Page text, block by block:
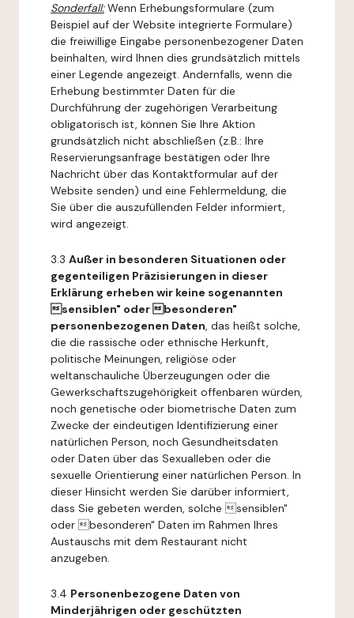
Sonderfall:Wenn Erhebungsformulare (zum
Beispiel auf der Website integrierte Formulare)
die freiwillige Eingabe personenbezogener Daten
beinhalten, wird Ihnen dies grundsätzlich mittels
einer Legende angezeigt. Andernfalls, wenn die
Erhebung bestimmter Daten für die
Durchführung der zugehörigen Verarbeitung
obligatorisch ist, können Sie Ihre Aktion
grundsätzlich nicht abschließen (z.B.: Ihre
Reservierungsanfrage bestätigen oder Ihre
Nachricht über das Kontaktformular auf der
Website senden) und eine Fehlermeldung, die
Sie über die auszufüllenden Felder informiert,
wird angezeigt.
3.3 Außer in besonderen Situationen oder
gegenteiligen Präzisierungen in dieser
Erklärung erheben wir keine sogenannten
sensiblen" oder besonderen"
personenbezogenen Daten, das heißt solche,
die die rassische oder ethnische Herkunft,
politische Meinungen, religiöse oder
weltanschauliche Überzeugungen oder die
Gewerkschaftszugehörigkeit offenbaren würden,
noch genetische oder biometrische Daten zum
Zwecke der eindeutigen Identifizierung einer
natürlichen Person, noch Gesundheitsdaten
oder Daten über das Sexualleben oder die
sexuelle Orientierung einer natürlichen Person. In
dieser Hinsicht werden Sie darüber informiert,
dass Sie gebeten werden, solche sensiblen"
oder besonderen" Daten im Rahmen Ihres
Austauschs mit dem Restaurant nicht
anzugeben.
3.4 Personenbezogene Daten von
Minderjährigen oder geschützten